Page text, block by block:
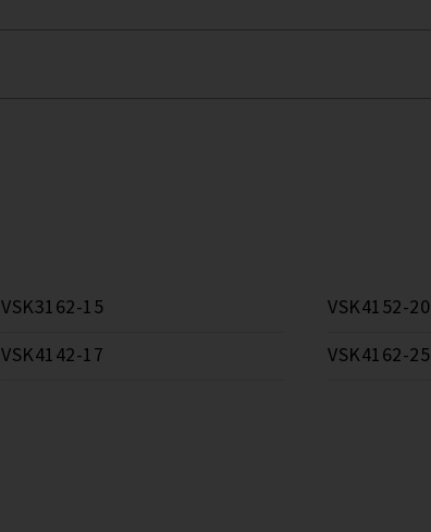
VSK3162-15
VSK4142-17
VSK4152-20
VSK4162-25